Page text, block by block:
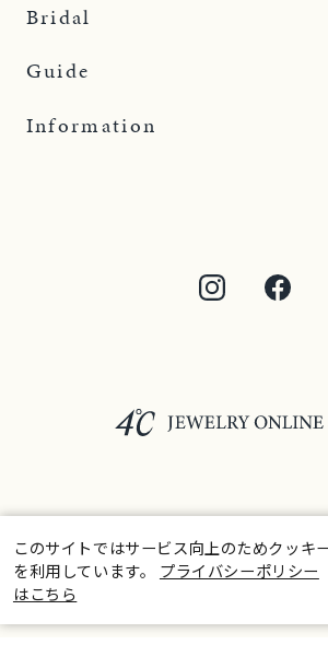
絞
Bridal
Guide
Information
このサイトではサービス向上のためクッキ
を利用しています。 プライバシーポリシー
はこちら